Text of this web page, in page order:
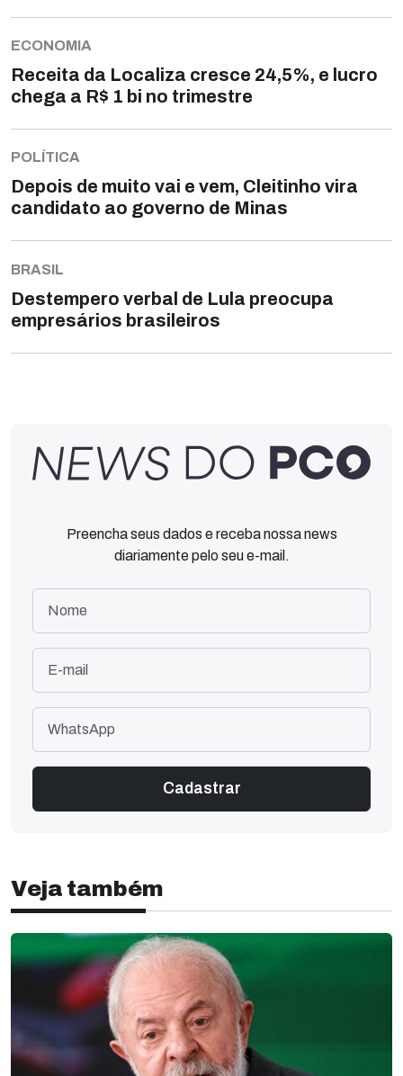
ECONOMIA
Receita da Localiza cresce 24,5%, e lucro
chega a R$ 1 bi no trimestre
POLÍTICA
Depois de muito vai e vem, Cleitinho vira
candidato ao governo de Minas
BRASIL
Destempero verbal de Lula preocupa
empresários brasileiros
Preencha seus dados e receba nossa news
diariamente pelo seu e-mail.
Veja também